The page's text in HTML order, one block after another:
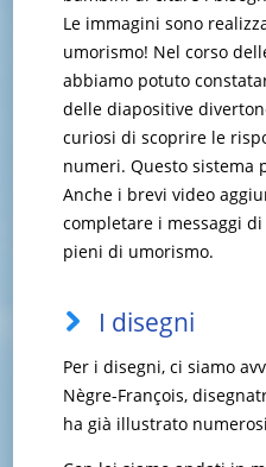
Le immagini sono
umorismo! Nel corso
abbiamo potuto
delle diapositive
curiosi di scoprire le
numeri. Questo sistema
Anche i brevi video
completare i messaggi
pieni di umorismo.
I disegni
Per i disegni, ci siamo
Nègre-François,
ha già illustrato